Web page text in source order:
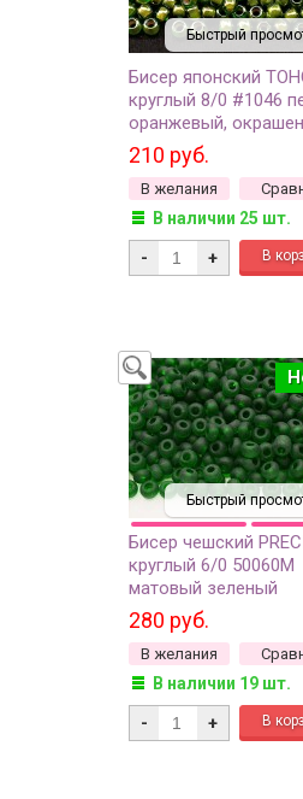
Быстрый
Бисер японский
круглый 8/0 #1046
оранжевый,
изнутри, 10 грамм
210 руб.
В желания
В наличии 25 шт.
- +
Быстрый
Бисер чешский
круглый 6/0 50060М
матовый зеленый
прозрачный, 50г
280 руб.
В желания
В наличии 19 шт.
- +